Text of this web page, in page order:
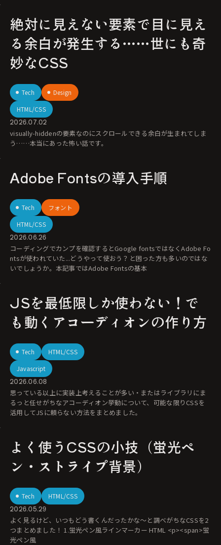
絶対に見えない要素で目に見え
る余白が発生する……世にも奇
妙なCSS
Tech
Design
HTML/CSS
2026.07.02
visually-hiddenの要素なのにスクロールできる余白が生まれてしま
う……本当にあった怖い話です。
Adobe Fontsの導入手順
Tech
フォント
HTML/CSS
2026.06.26
コーディングでカンプを確認するとGoogle fontsではなくAdobe Fo
ntsが使われていた...どうやって使おう？と困った方も多いのではな
いでしょうか。本記事ではAdobe Fontsの基本
JSを最低限しか使わない！で
も動くアコーディオンの作り方
Tech
HTML/CSS
Javascript
2026.06.08
思っている以上に実装上考えることが多い・またはライブラリにま
るっと任せがちなアコーディオン挙動について、可能な限りCSSを
活用してJSに頼らない方法をまとめました。
よく使うCSSの小技（蛍光ペ
ン・ストライプ背景）
Tech HTML/CSS
2026.05.29
よく見るけど、いつもどう書くんだったかな〜と調べがちなCSSを2
つまとめました！ 1.蛍光ペン風ラインマーカー HTML <p><span>蛍
光ペン風